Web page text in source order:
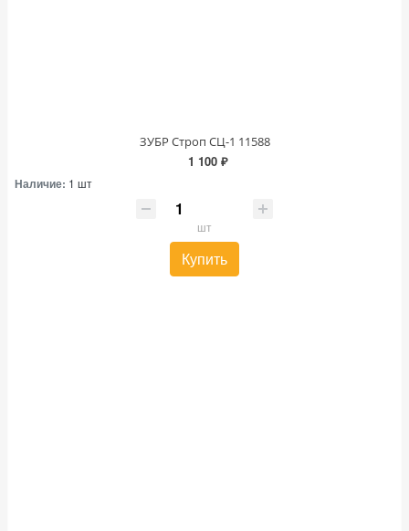
ЗУБР Строп СЦ-1 11588
1 100 ₽
Наличие: 1 шт
шт
Купить